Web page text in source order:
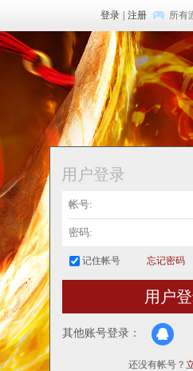
登录 注册 所有
用户登录
记住帐号 忘记密码
用户
其他账号登录：
还没有帐号？